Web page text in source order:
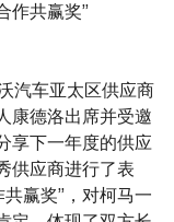
作共赢奖”
汽车亚太区供应商
康德洛出席并受邀
享下一年度的供应
供应商进行了表
赢奖”，对柯马一